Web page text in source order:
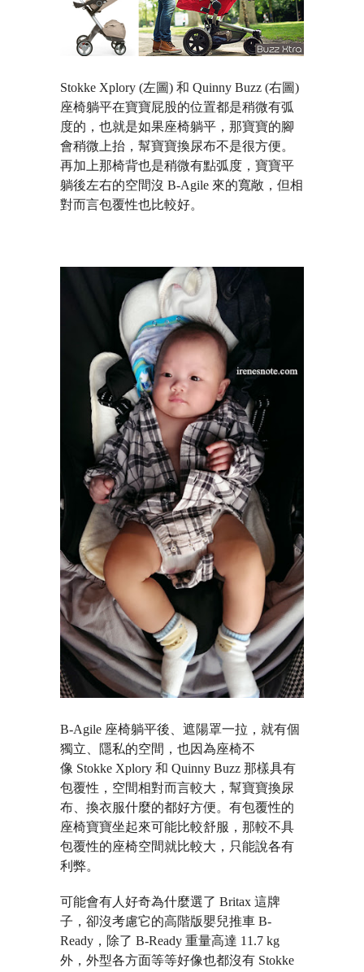
Stokke Xplory (左圖) 和 Quinny Buzz (右圖)
座椅躺平在寶寶屁股的位置都是稍微有弧
度的，也就是如果座椅躺平，那寶寶的腳
會稍微上抬，幫寶寶換尿布不是很方便。
再加上那椅背也是稍微有點弧度，寶寶平
躺後左右的空間沒 B-Agile 來的寬敞，但相
對而言包覆性也比較好。
B-Agile 座椅躺平後、遮陽罩一拉，就有個
獨立、隱私的空間，也因為座椅不
像 Stokke Xplory 和 Quinny Buzz 那樣具有
包覆性，空間相對而言較大，幫寶寶換尿
布、換衣服什麼的都好方便。有包覆性的
座椅寶寶坐起來可能比較舒服，那較不具
包覆性的座椅空間就比較大，只能說各有
利弊。
可能會有人好奇為什麼選了 Britax 這牌
子，卻沒考慮它的高階版嬰兒推車 B-
Ready，除了 B-Ready 重量高達 11.7 kg
外，外型各方面等等好像也都沒有 Stokke